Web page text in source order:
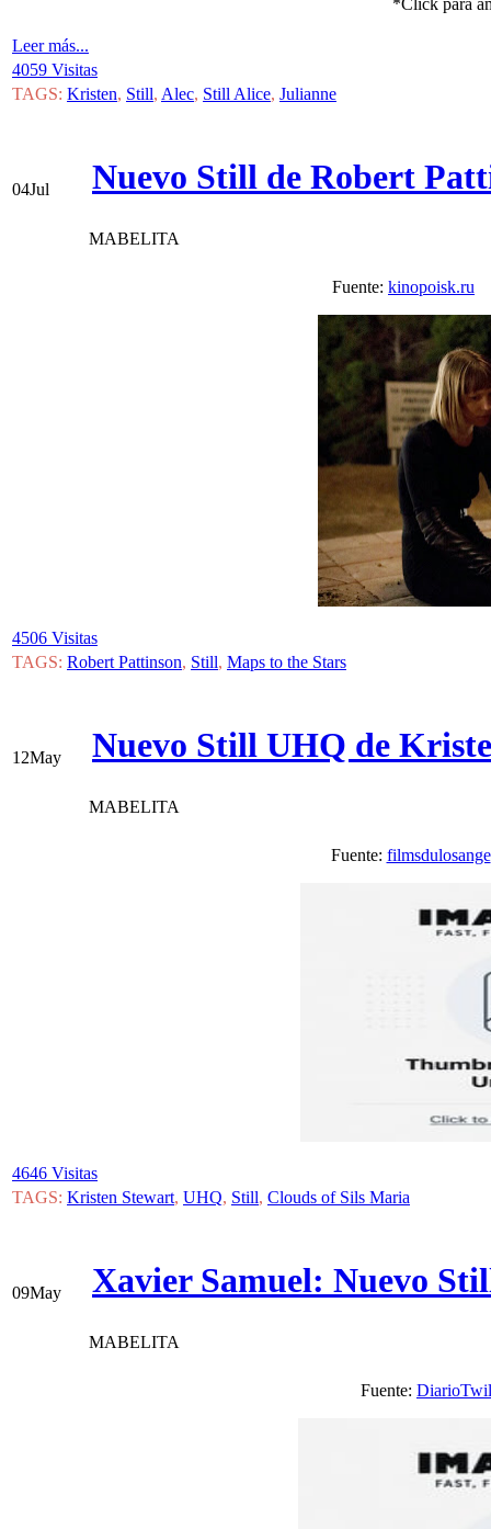
*Click para
Leer más...
4059 Visitas
TAGS: Kristen, Still, Alec, Still Alice, Julianne
04Jul Nuevo Still de Robert
MABELITA
Fuente: kinopoisk.ru
4506 Visitas
TAGS: Robert Pattinson, Still, Maps to the Stars
12May Nuevo Still UHQ de
MABELITA
Fuente: filmsdulosange
4646 Visitas
TAGS: Kristen Stewart, UHQ, Still, Clouds of Sils Maria
09May Xavier Samuel: Nuevo
MABELITA
Fuente: